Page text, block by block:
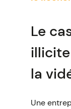
Le
la
Une